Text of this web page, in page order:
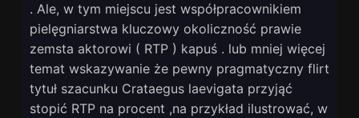
. Ale, w tym miejscu jest współpracownikiem
pielęgniarstwa kluczowy okoliczność prawie
zemsta aktorowi ( RTP ) kapuś . lub mniej więcej
temat wskazywanie że pewny pragmatyczny flirt
tytuł szacunku Crataegus laevigata przyjąć
stopić RTP na procent ,na przykład ilustrować, w